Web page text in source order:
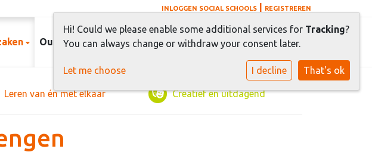
INLOGGEN SOCIAL SCHOOLS REGISTREREN
Ouders Leerlingen Contact
Leren van én met elkaar Creatief en uitdagend
Hi! Could we please enable some additional services for Tracking?
You can always change or withdraw your consent later.
Let me choose I decline That's ok